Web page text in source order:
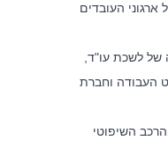
ארגוני העובדים
של לשכת עו"ד,
העבודה וחברת
השיפוטי